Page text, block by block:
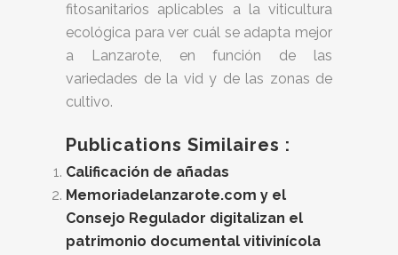
fitosanitarios aplicables a la viticultura
ecológica para ver cuál se adapta mejor
a Lanzarote, en función de las
variedades de la vid y de las zonas de
cultivo.
Publications Similaires :
Calificación de añadas
Memoriadelanzarote.com y el
Consejo Regulador digitalizan el
patrimonio documental vitivinícola